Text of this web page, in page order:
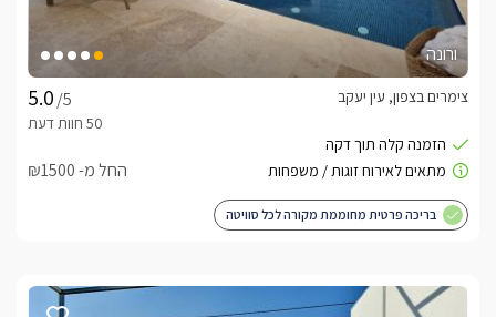
חדר רחצה אסתטי וחדיש, מקלחון זכוכית זוגי קלאסי, שירותים,
שידת מראה עם ארונית ובה מגבות רכות ואיכותיות ותמרוקי רחצה
לא תוכלו להרגע מהנוף
במרכז החצר ניצבת בריכה שקועה מחוממת ומקורה בחודשי
ורונה
/5
צימרים בצפון, עין יעקב
החל מ- ₪1500
בריכה פרטית מחוממת מקורה לכל סוויטה